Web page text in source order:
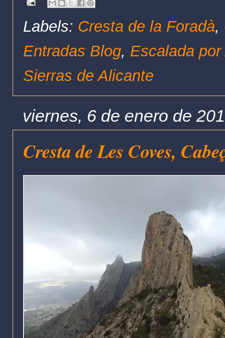
Labels: Cresta de la Foradà,
Entradas Blog, Escalada
Sierras de Alicante
viernes, 6 de enero de
Cresta de Les Coves,